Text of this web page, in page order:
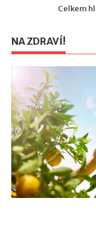
Celkem
NA ZDRAVÍ!